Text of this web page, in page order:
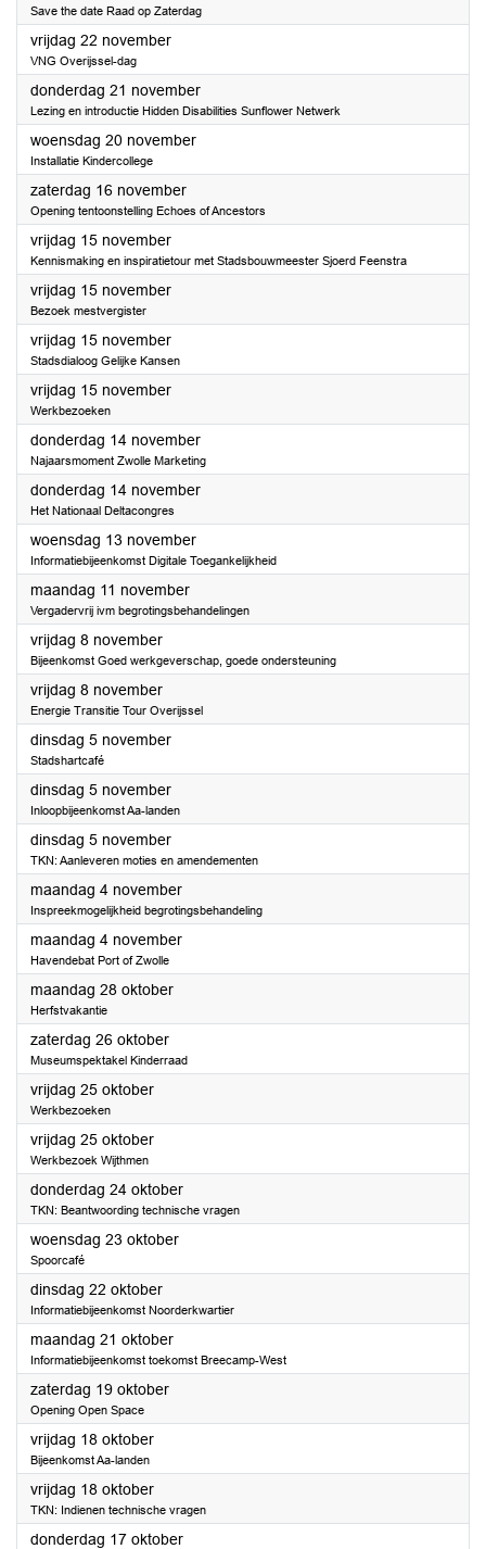
Save the date Raad op Zaterdag
vrijdag 22 november2024
VNG Overijssel-dag
donderdag 21 november2024
Lezing en introductie Hidden Disabilities Sunflower Netwerk
woensdag 20 november2024
Installatie Kindercollege
zaterdag 16 november2024
Opening tentoonstelling Echoes of Ancestors
vrijdag 15 november2024
Kennismaking en inspiratietour met Stadsbouwmeester Sjoerd Feenstra
vrijdag 15 november2024
Bezoek mestvergister
vrijdag 15 november2024
Stadsdialoog Gelijke Kansen
vrijdag 15 november2024
Werkbezoeken
donderdag 14 november2024
Najaarsmoment Zwolle Marketing
donderdag 14 november2024
Het Nationaal Deltacongres
woensdag 13 november2024
Informatiebijeenkomst Digitale Toegankelijkheid
maandag 11 november2024
Vergadervrij ivm begrotingsbehandelingen
vrijdag 8 november2024
Bijeenkomst Goed werkgeverschap, goede ondersteuning
vrijdag 8 november2024
Energie Transitie Tour Overijssel
dinsdag 5 november2024
Stadshartcafé
dinsdag 5 november2024
Inloopbijeenkomst Aa-landen
dinsdag 5 november2024
TKN: Aanleveren moties en amendementen
maandag 4 november2024
Inspreekmogelijkheid begrotingsbehandeling
maandag 4 november2024
Havendebat Port of Zwolle
maandag 28 oktober2024
Herfstvakantie
zaterdag 26 oktober2024
Museumspektakel Kinderraad
vrijdag 25 oktober2024
Werkbezoeken
vrijdag 25 oktober2024
Werkbezoek Wijthmen
donderdag 24 oktober2024
TKN: Beantwoording technische vragen
woensdag 23 oktober2024
Spoorcafé
dinsdag 22 oktober2024
Informatiebijeenkomst Noorderkwartier
maandag 21 oktober2024
Informatiebijeenkomst toekomst Breecamp-West
zaterdag 19 oktober2024
Opening Open Space
vrijdag 18 oktober2024
Bijeenkomst Aa-landen
vrijdag 18 oktober2024
TKN: Indienen technische vragen
donderdag 17 oktober2024